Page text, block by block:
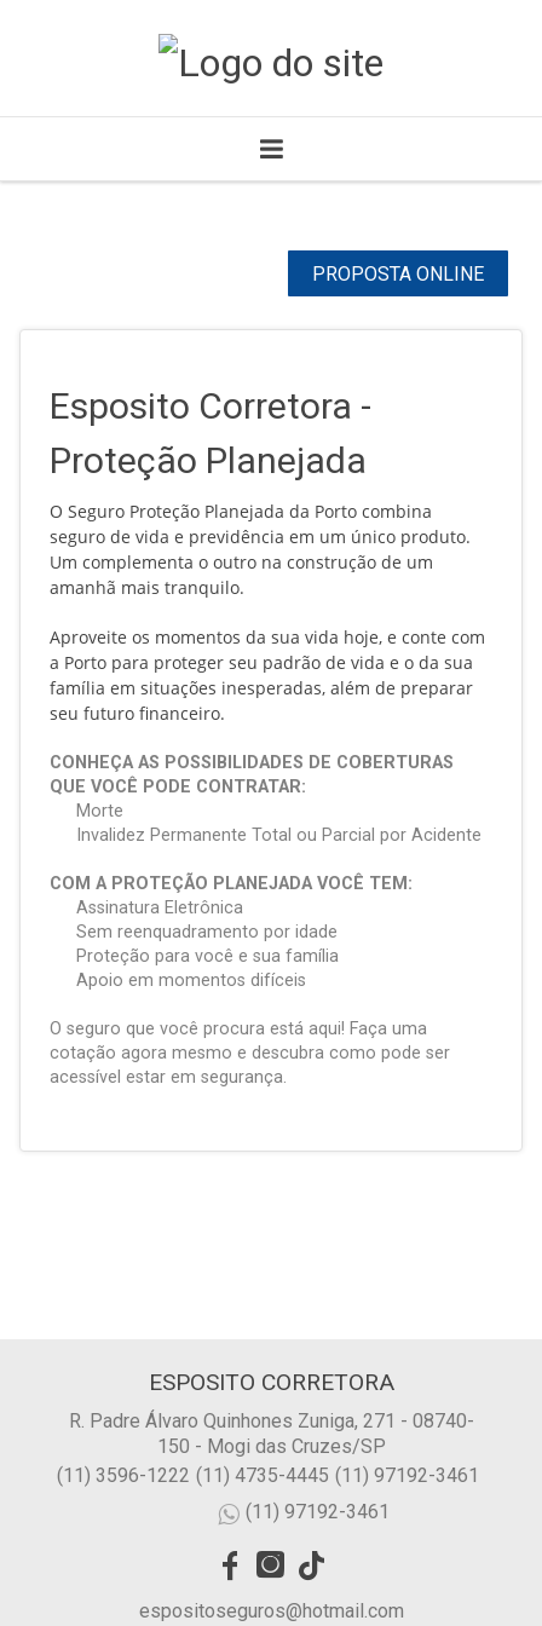
PROPOSTA ONLINE
Esposito Corretora -
Proteção Planejada
O Seguro Proteção Planejada da Porto combina
seguro de vida e previdência em um único produto.
Um complementa o outro na construção de um
amanhã mais tranquilo.
Aproveite os momentos da sua vida hoje, e conte com
a Porto para proteger seu padrão de vida e o da sua
família em situações inesperadas, além de preparar
seu futuro financeiro.
CONHEÇA AS POSSIBILIDADES DE COBERTURAS
QUE VOCÊ PODE CONTRATAR:
Morte
Invalidez Permanente Total ou Parcial por Acidente
COM A PROTEÇÃO PLANEJADA VOCÊ TEM:
Assinatura Eletrônica
Sem reenquadramento por idade
Proteção para você e sua família
Apoio em momentos difíceis
O seguro que você procura está aqui! Faça uma
cotação agora mesmo e descubra como pode ser
acessível estar em segurança.
ESPOSITO CORRETORA
R. Padre Álvaro Quinhones Zuniga, 271 - 08740-
150 - Mogi das Cruzes/SP
(11) 3596-1222 (11) 4735-4445 (11) 97192-3461
(11) 97192-3461
espositoseguros@hotmail.com